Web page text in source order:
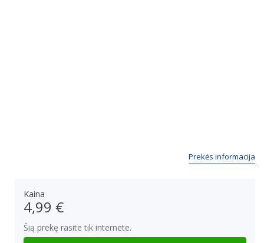
Prekės informacija
Kaina
4,99 €
Šią prekę rasite tik internete.